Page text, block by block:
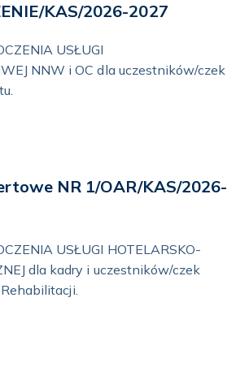
KAS/2026-2027
USŁUGI
NNW i OC dla uczestników/czek
NR 1/OAR/KAS/2026-
USŁUGI HOTELARSKO-
dla kadry i uczestników/czek